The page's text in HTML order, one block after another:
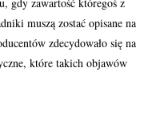
muszą zostać opisane na
zdecydowało się na
które takich objawów